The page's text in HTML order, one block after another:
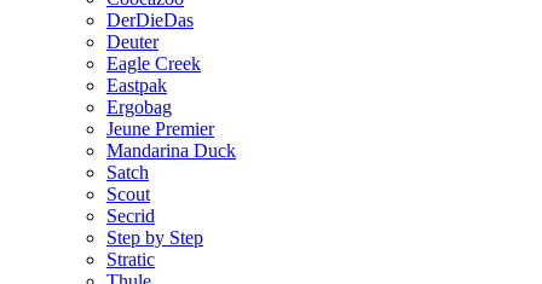
DerDieDas
Deuter
Eagle Creek
Eastpak
Ergobag
Jeune Premier
Mandarina Duck
Satch
Scout
Secrid
Step by Step
Stratic